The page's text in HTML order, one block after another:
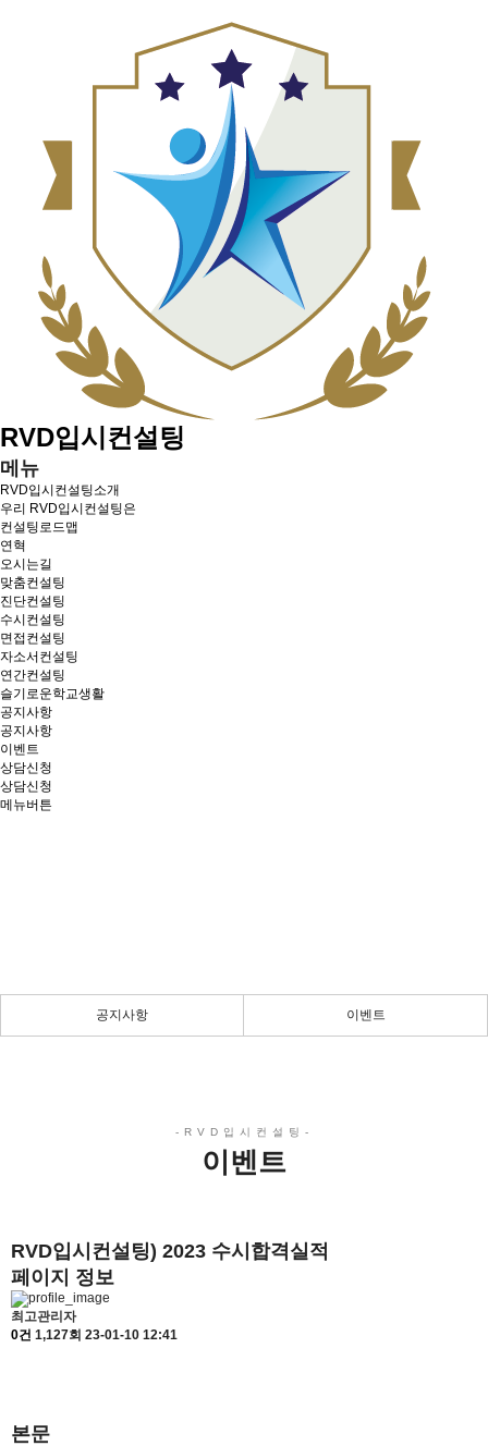
RVD입시컨설팅
메뉴
RVD입시컨설팅소개
우리 RVD입시컨설팅은
컨설팅로드맵
연혁
오시는길
맞춤컨설팅
진단컨설팅
수시컨설팅
면접컨설팅
자소서컨설팅
연간컨설팅
슬기로운학교생활
공지사항
공지사항
이벤트
상담신청
상담신청
메뉴버튼
공지사항 이벤트
이벤트
RVD입시컨설팅) 2023 수시합격실적
페이지 정보
최고관리자
0건 1,127회 23-01-10 12:41
본문